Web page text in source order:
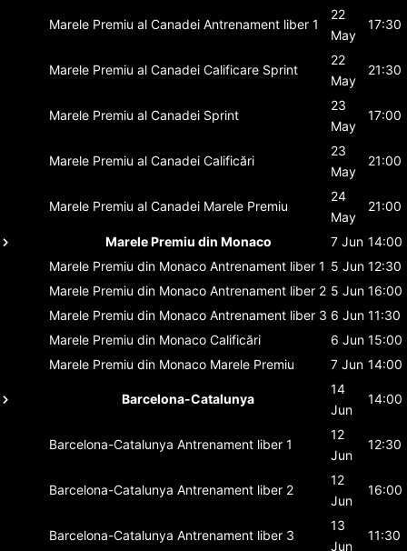
Marele Premiu al Canadei Antrenament liber 1
22
May
17:30
Marele Premiu al Canadei Calificare Sprint
22
May
21:30
Marele Premiu al Canadei Sprint
23
May
17:00
Marele Premiu al Canadei Calificări
23
May
21:00
Marele Premiu al Canadei Marele Premiu
24
May
21:00
Marele Premiu din Monaco 7 Jun 14:00
Marele Premiu din Monaco Antrenament liber 1 5 Jun 12:30
Marele Premiu din Monaco Antrenament liber 2 5 Jun 16:00
Marele Premiu din Monaco Antrenament liber 3 6 Jun 11:30
Marele Premiu din Monaco Calificări 6 Jun 15:00
Marele Premiu din Monaco Marele Premiu 7 Jun 14:00
Barcelona-Catalunya
14
Jun
14:00
Barcelona-Catalunya Antrenament liber 1
12
Jun
12:30
Barcelona-Catalunya Antrenament liber 2
12
Jun
16:00
Barcelona-Catalunya Antrenament liber 3
13
Jun
11:30